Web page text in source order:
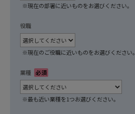
※現在の部署に近いものをお選びください。
役職
※現在のご役職に近いものをお選びください。
業種 必須
※最も近い業種を1つお選びください。